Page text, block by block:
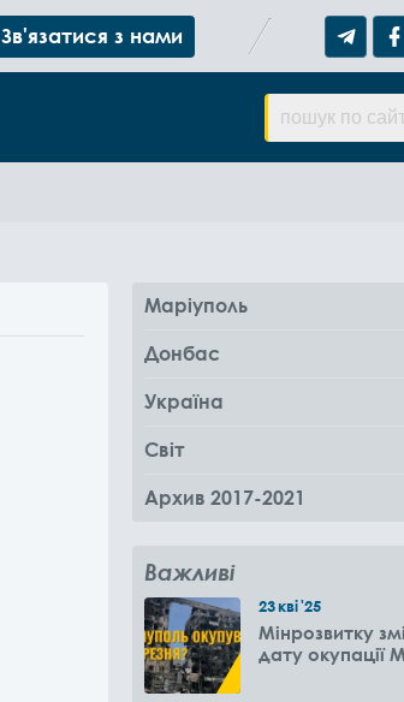
Зв'язатися з нами
Маріуполь
Донбас
Україна
Світ
Архив 2017-2021
Важливі
23кві'25
Мінрозвитку
дату окупації